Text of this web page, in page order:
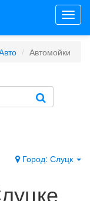
Автомойки
Город: Слуцк